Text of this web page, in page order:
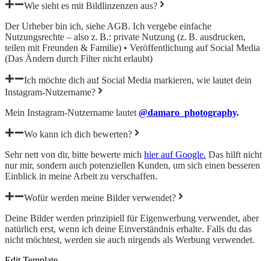
Wie sieht es mit Bildlinzenzen aus?
Der Urheber bin ich, siehe AGB. Ich vergebe einfache
Nutzungsrechte – also z. B.: private Nutzung (z. B. ausdrucken,
teilen mit Freunden & Familie) • Veröffentlichung auf Social Media
(Das Ändern durch Filter nicht erlaubt)
Ich möchte dich auf Social Media markieren, wie lautet dein
Instagram-Nutzername?
Mein Instagram-Nutzername lautet @damaro_photography.
Wo kann ich dich bewerten?
Sehr nett von dir, bitte bewerte mich hier auf Google. Das hilft nicht
nur mir, sondern auch potenziellen Kunden, um sich einen besseren
Einblick in meine Arbeit zu verschaffen.
Wofür werden meine Bilder verwendet?
Deine Bilder werden prinzipiell für Eigenwerbung verwendet, aber
natürlich erst, wenn ich deine Einverständnis erhalte. Falls du das
nicht möchtest, werden sie auch nirgends als Werbung verwendet.